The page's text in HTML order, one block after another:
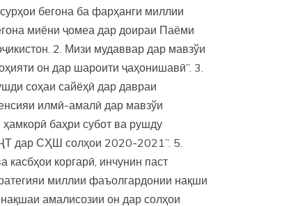
бегона ба фарҳанги миллии
миёни ҷомеа дар доираи Паёми
2. Мизи мудаввар дар мавзўи
он дар шароити ҷаҳонишавӣ”. 3.
соҳаи сайёҳӣ дар давраи
илмӣ-амалӣ дар мавзўи
баҳри субот ва рушду
дар СҲШ солҳои 2020-2021”. 5.
касбҳои коргарӣ, инчунин паст
миллии фаъолгардонии нақши
амалисозии он дар солҳои